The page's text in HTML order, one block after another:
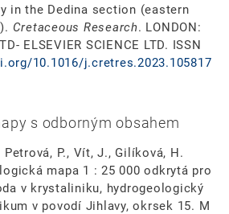
in the Dedina section (eastern
Cretaceous Research. LONDON:
ELSEVIER SCIENCE LTD. ISSN
10.1016/j.cretres.2023.105817
s odborným obsahem
Petrová, P., Vít, J., Gilíková, H.
mapa 1 : 25 000 odkrytá pro
v krystaliniku, hydrogeologický
v povodí Jihlavy, okrsek 15. M